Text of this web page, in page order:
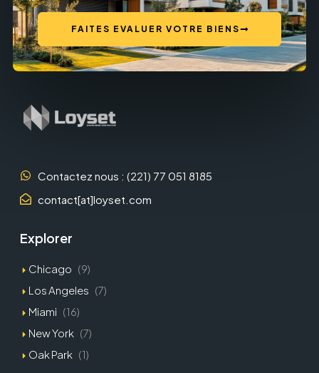
FAITES EVALUER VOTRE BIENS
Contactez nous : (221) 77 051 8185
contact[at]loyset.com
Explorer
Chicago (9)
Los Angeles (7)
Miami (16)
New York (7)
Oak Park (1)